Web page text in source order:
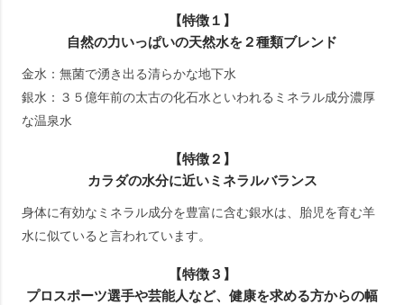
【特徴１】
自然の力いっぱいの天然水を２種類ブレンド
金水：無菌で湧き出る清らかな地下水
銀水：３５億年前の太古の化石水といわれるミネラル成分濃厚
な温泉水
【特徴２】
カラダの水分に近いミネラルバランス
身体に有効なミネラル成分を豊富に含む銀水は、胎児を育む羊
水に似ていると言われています。
【特徴３】
プロスポーツ選手や芸能人など、健康を求める方からの幅